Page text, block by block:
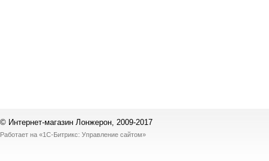
© Интернет-магазин Лонжерон, 2009-2017
Работает на «1С-Битрикс: Управление сайтом»